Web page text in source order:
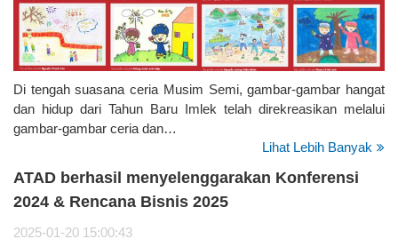
Di tengah suasana ceria Musim Semi, gambar-gambar hangat
dan hidup dari Tahun Baru Imlek telah direkreasikan melalui
gambar-gambar ceria dan…
Lihat Lebih Banyak
ATAD berhasil menyelenggarakan Konferensi
2024 & Rencana Bisnis 2025
2025-01-20 15:00:43